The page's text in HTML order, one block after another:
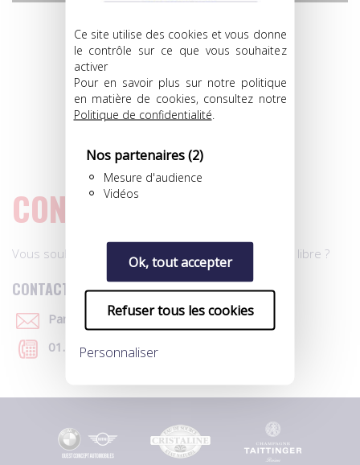
Ce site utilise des cookies et vous donne
le contrôle sur ce que vous souhaitez
activer
Pour en savoir plus sur notre politique
en matière de cookies, consultez notre
Politique de confidentialité
Nos partenaires(2)
Mesure d'audience
Vidéos
Ok, tout accepter
Refuser tous les cookies
Personnaliser
PÉNÉLOPE
CUIRINIER
ALBI ASPTT FEMININ
GARDIEN
CONTACT
Vous souhaitez des renseignements sur un joueur libre ?
CONTACTEZ-NOUS
Par e-mail
01.40.39.91.07